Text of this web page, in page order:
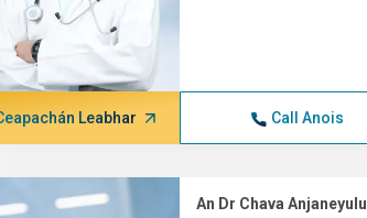
Leabhar Call Anois
An Dr Chava Anjaneyulu